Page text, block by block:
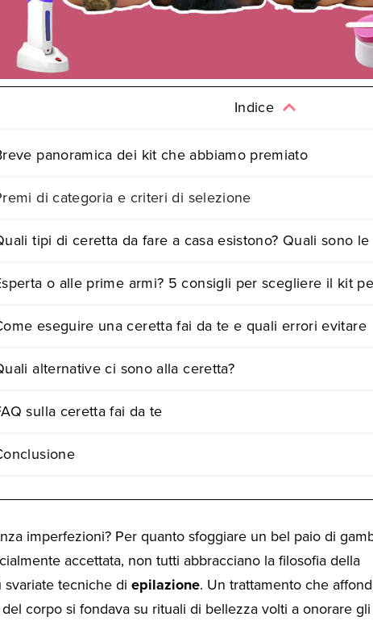
Indice
panoramica dei kit che abbiamo premiato
di categoria e criteri di selezione
tipi di ceretta da fare a casa esistono? Quali sono
o alle prime armi? 5 consigli per scegliere il kit
eseguire una ceretta fai da te e quali errori evitare
alternative ci sono alla ceretta?
sulla ceretta fai da te
imperfezioni? Per quanto sfoggiare un bel paio di
accettata, non tutti abbracciano la filosofia della
tecniche di epilazione. Un trattamento che
corpo si fondava su rituali di bellezza volti a onorare